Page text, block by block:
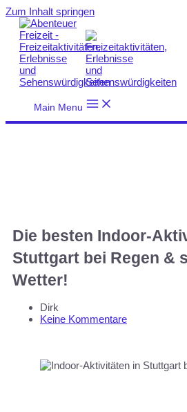
Zum Inhalt springen
Main Menu
Die besten Indoor-
Stuttgart bei Regen &
Wetter!
Dirk
Keine Kommentare